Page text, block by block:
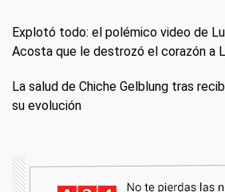
Explotó todo: el polémico video de
Acosta que le destrozó el corazón a
La salud de Chiche Gelblung tras
su evolución